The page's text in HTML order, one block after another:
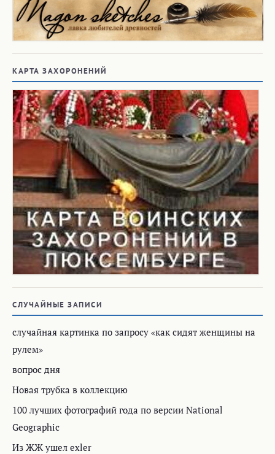
КАРТА ЗАХОРОНЕНИЙ
СЛУЧАЙНЫЕ ЗАПИСИ
случайная картинка по запросу «как сидят женщины на
рулем»
вопрос дня
Новая трубка в коллекцию
100 лучших фотографий года по версии National
Geographic
Из ЖЖ ушел exler